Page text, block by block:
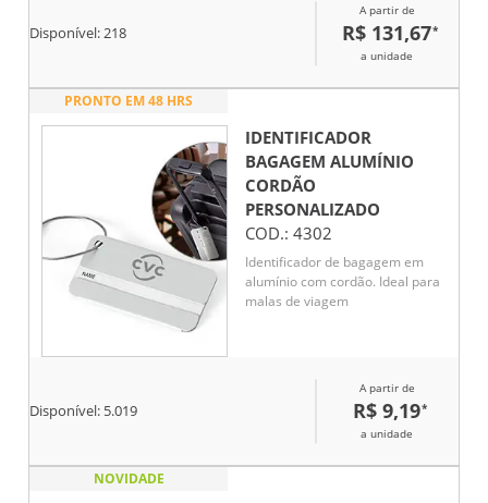
encaixe em malas maiores.
Acompanha placa em metal para
Disponível:218
A partir de
R$ 131,67*
a unidade
PRONTO EM 48 HRS
IDENTIFICADOR
BAGAGEM ALUMÍNIO
CORDÃO
PERSONALIZADO
COD.: 4302
Identificador de bagagem em
alumínio com cordão. Ideal para
malas de viagem
Disponível: 5.019
A partir de
R$ 9,19*
a unidade
NOVIDADE